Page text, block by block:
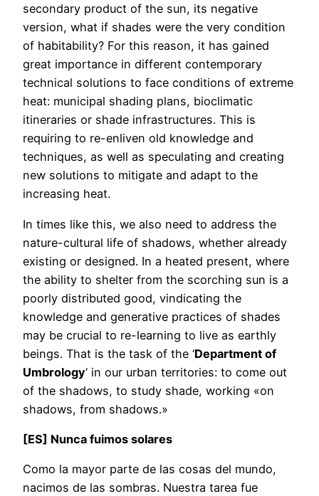
secondary product of the sun, its negative
version, what if shades were the very condition
of habitability? For this reason, it has gained
great importance in different contemporary
technical solutions to face conditions of extreme
heat: municipal shading plans, bioclimatic
itineraries or shade infrastructures. This is
requiring to re-enliven old knowledge and
techniques, as well as speculating and creating
new solutions to mitigate and adapt to the
increasing heat.
In times like this, we also need to address the
nature-cultural life of shadows, whether already
existing or designed. In a heated present, where
the ability to shelter from the scorching sun is a
poorly distributed good, vindicating the
knowledge and generative practices of shades
may be crucial to re-learning to live as earthly
beings. That is the task of the ‘Department of
Umbrology‘ in our urban territories: to come out
of the shadows, to study shade, working «on
shadows, from shadows.»
[ES] Nunca fuimos solares
Como la mayor parte de las cosas del mundo,
nacimos de las sombras. Nuestra tarea fue